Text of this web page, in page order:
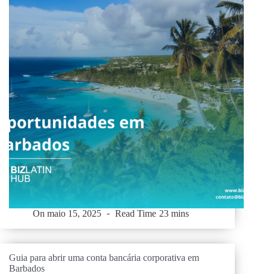
On maio 15, 2025 Read Time 23 mins
Guia para abrir uma conta bancária corporativa em
Barbados